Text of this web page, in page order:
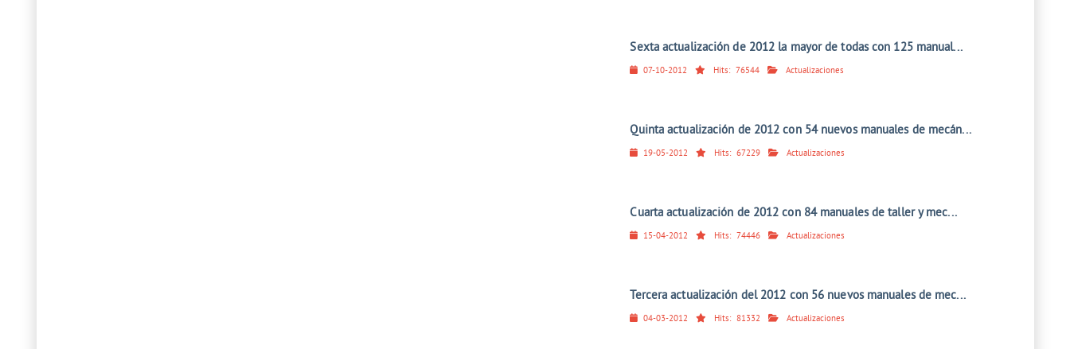
Sexta actualización de 2012 la mayor de todas con 125 manual...
07-10-2012 Hits: 76544 Actualizaciones
Quinta actualización de 2012 con 54 nuevos manuales de mecán...
19-05-2012 Hits: 67229 Actualizaciones
Cuarta actualización de 2012 con 84 manuales de taller y mec...
15-04-2012 Hits: 74446 Actualizaciones
Tercera actualización del 2012 con 56 nuevos manuales de mec...
04-03-2012 Hits: 81332 Actualizaciones